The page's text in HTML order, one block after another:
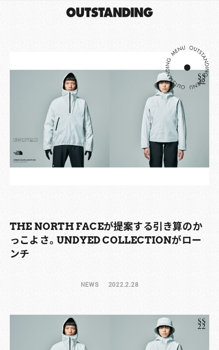
THE NORTH FACEが提案する引き算のか
っこよさ。UNDYED COLLECTIONがロー
ンチ
NEWS 2022.2.28